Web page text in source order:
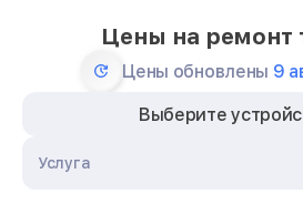
Цены на ремонт
Цены обновлены 9
Выберите
Услуга